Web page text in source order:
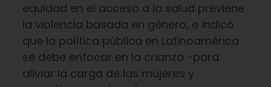
equidad en el acceso a la salud previene
la violencia basada en género, e indicó
que la política pública en Latinoamérica
se debe enfocar en la crianza -para
aliviar la carga de las mujeres y